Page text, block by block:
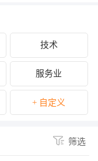
技术
服务业
+ 自定义
筛选